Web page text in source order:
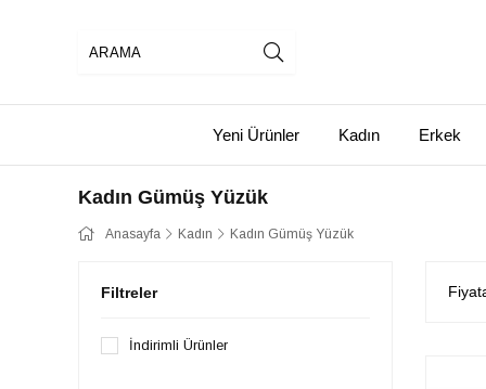
Yeni Ürünler Kadın Erkek
Kadın Gümüş Yüzük
Anasayfa Kadın Kadın Gümüş Yüzük
Filtreler
İndirimli Ürünler